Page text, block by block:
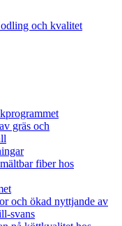
och kvalitet
gräs och
fiber hos
och ökad nyttjande av
svans